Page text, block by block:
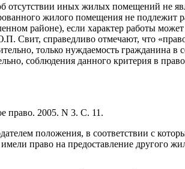
отсутствии иных жилых помещений не
жилого помещения не
районе), если характер работы
Свит, справедливо отмечают, что
только нуждаемость гражданина в
соблюдения данного критерия в
право. 2005. N 3. С. 11.
положения, в соответствии с
право на предоставление другого